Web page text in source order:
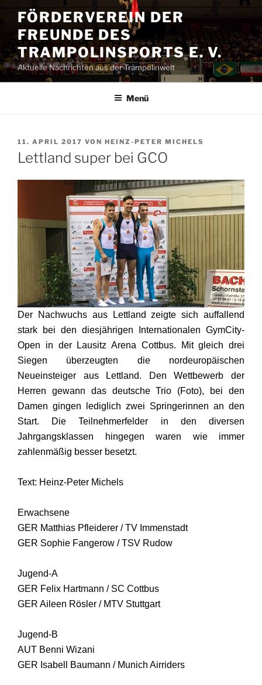
Inhalt
springen
FÖRDERVEREIN DER
FREUNDE DES
TRAMPOLINSPORTS E. V.
Aktuelle Nachrichten aus der Trampolinwelt
Menü
VERÖFFENTLICHT
AM
11. APRIL 2017 VON HEINZ-PETER MICHELS
Lettland super bei GCO
Der Nachwuchs aus Lettland zeigte sich auffallend
stark bei den diesjährigen Internationalen GymCity-
Open in der Lausitz Arena Cottbus. Mit gleich drei
Siegen überzeugten die nordeuropäischen
Neueinsteiger aus Lettland. Den Wettbewerb der
Herren gewann das deutsche Trio (Foto), bei den
Damen gingen lediglich zwei Springerinnen an den
Start. Die Teilnehmerfelder in den diversen
Jahrgangsklassen hingegen waren wie immer
zahlenmäßig besser besetzt.
Text: Heinz-Peter Michels
Erwachsene
GER Matthias Pfleiderer / TV Immenstadt
GER Sophie Fangerow / TSV Rudow
Jugend-A
GER Felix Hartmann / SC Cottbus
GER Aileen Rösler / MTV Stuttgart
Jugend-B
AUT Benni Wizani
GER Isabell Baumann / Munich Airriders